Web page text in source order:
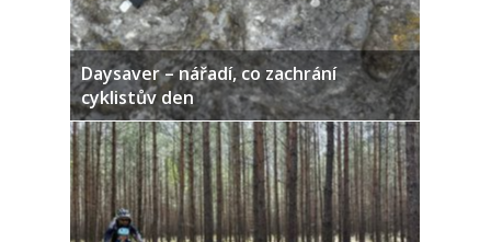
Daysaver – nářadí, co zachrání
cyklistův den